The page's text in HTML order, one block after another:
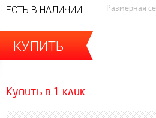
ЕСТЬ В НАЛИЧИИ Размерная
КУПИТЬ
Купить в 1 клик